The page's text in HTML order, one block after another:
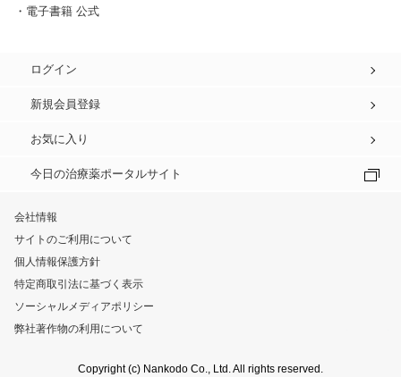
・電子書籍 公式
ログイン
新規会員登録
お気に入り
今日の治療薬ポータルサイト
会社情報
サイトのご利用について
個人情報保護方針
特定商取引法に基づく表示
ソーシャルメディアポリシー
弊社著作物の利用について
Copyright (c) Nankodo Co., Ltd. All rights reserved.